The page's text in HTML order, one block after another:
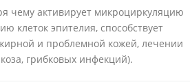
чему активирует микроциркуляцию
клеток эпителия, способствует
и проблемной кожей, лечении
грибковых инфекций).